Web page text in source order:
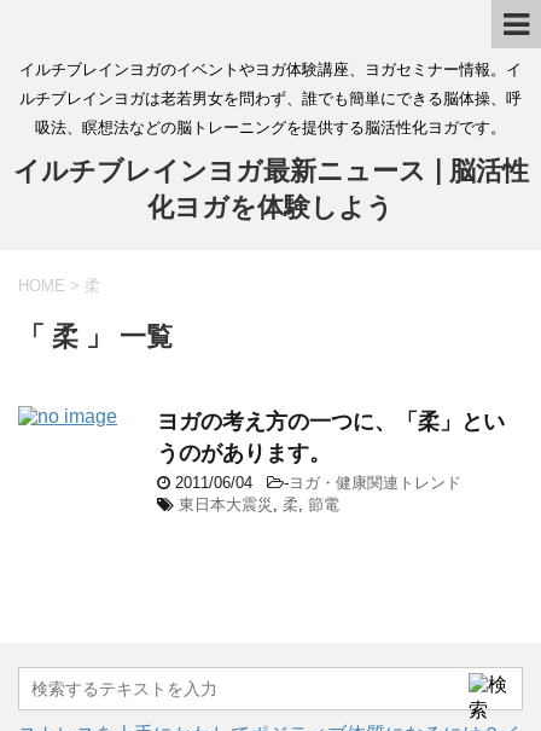
イルチブレインヨガのイベントやヨガ体験講座、ヨガセミナー情報。イ
ルチブレインヨガは老若男女を問わず、誰でも簡単にできる脳体操、呼
吸法、瞑想法などの脳トレーニングを提供する脳活性化ヨガです。
イルチブレインヨガ最新ニュース | 脳活性
化ヨガを体験しよう
HOME > 柔
「 柔 」 一覧
ヨガの考え方の一つに、「柔」とい
うのがあります。
2011/06/04 -ヨガ・健康関連トレンド
東日本大震災
柔 節電